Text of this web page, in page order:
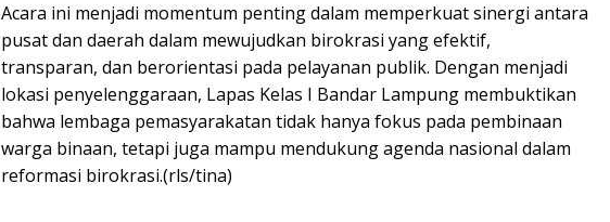
Acara ini menjadi momentum penting dalam memperkuat sinergi antara
pusat dan daerah dalam mewujudkan birokrasi yang efektif,
transparan, dan berorientasi pada pelayanan publik. Dengan menjadi
lokasi penyelenggaraan, Lapas Kelas I Bandar Lampung membuktikan
bahwa lembaga pemasyarakatan tidak hanya fokus pada pembinaan
warga binaan, tetapi juga mampu mendukung agenda nasional dalam
reformasi birokrasi.(rls/tina)